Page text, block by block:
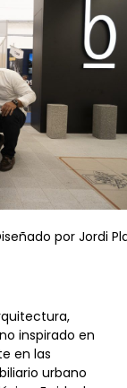
por Jordi
inspirado en
en las
urbano